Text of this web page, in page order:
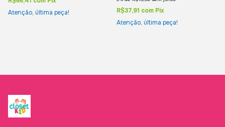
Atenção, última peça!
R$37,91 com Pix
Atenção, última peça!